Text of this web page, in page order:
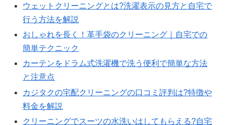
ウェットクリーニングとは?洗濯表示の見方と自宅で
行う方法を解説
おしゃれを長く！革手袋のクリーニング｜自宅での
簡単テクニック
カーテンをドラム式洗濯機で洗う便利で簡単な方法
と注意点
カジタクの宅配クリーニングの口コミ評判は?特徴や
料金を解説
クリーニングでスーツの水洗いはしてもらえる?自宅